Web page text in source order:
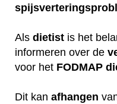
Als dietist is het
informeren over de
voor het FODMAP
Dit kan afhangen